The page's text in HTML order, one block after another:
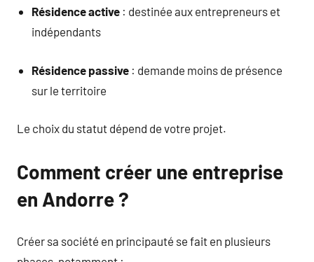
Résidence active : destinée aux entrepreneurs et
indépendants
Résidence passive : demande moins de présence
sur le territoire
Le choix du statut dépend de votre projet.
Comment créer une entreprise
en Andorre ?
Créer sa société en principauté se fait en plusieurs